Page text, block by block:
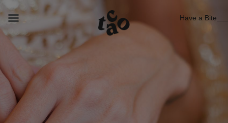
Have a Bite